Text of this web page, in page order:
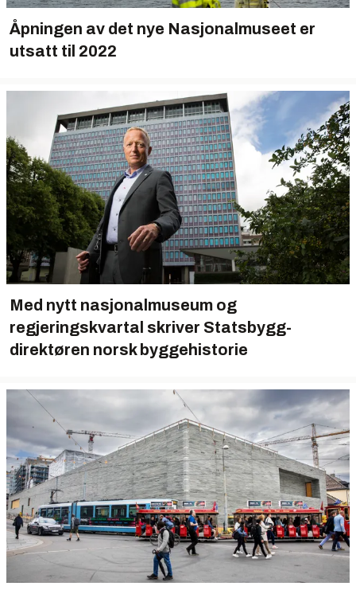
Åpningen av det nye Nasjonalmuseet er
utsatt til 2022
Med nytt nasjonalmuseum og
regjeringskvartal skriver Statsbygg-
direktøren norsk byggehistorie